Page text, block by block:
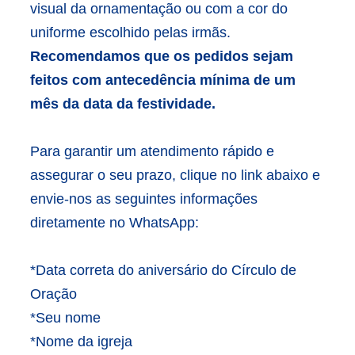
visual da ornamentação ou com a cor do
uniforme escolhido pelas irmãs.
Recomendamos que os pedidos sejam
feitos com antecedência mínima de um
mês da data da festividade.
Para garantir um atendimento rápido e
assegurar o seu prazo, clique no link abaixo e
envie-nos as seguintes informações
diretamente no WhatsApp:
*Data correta do aniversário do Círculo de
Oração
*Seu nome
*Nome da igreja